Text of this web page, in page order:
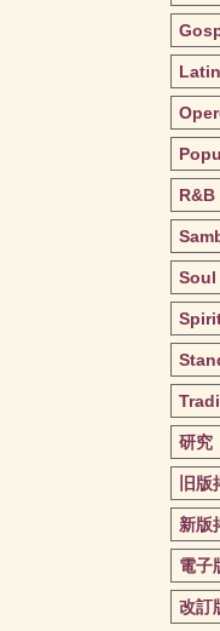
Latin
R&B
Soul
研究
旧
新版
電子
改訂